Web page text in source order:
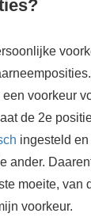
voorkeur
de 2e
ingesteld
ander.
moeite, van
voorkeur.